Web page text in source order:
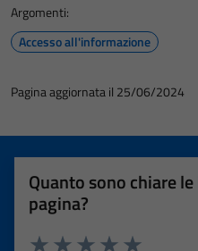
Argomenti:
Accesso all'informazione
Pagina aggiornata il 25/06/2024
Quanto sono chiare
pagina?